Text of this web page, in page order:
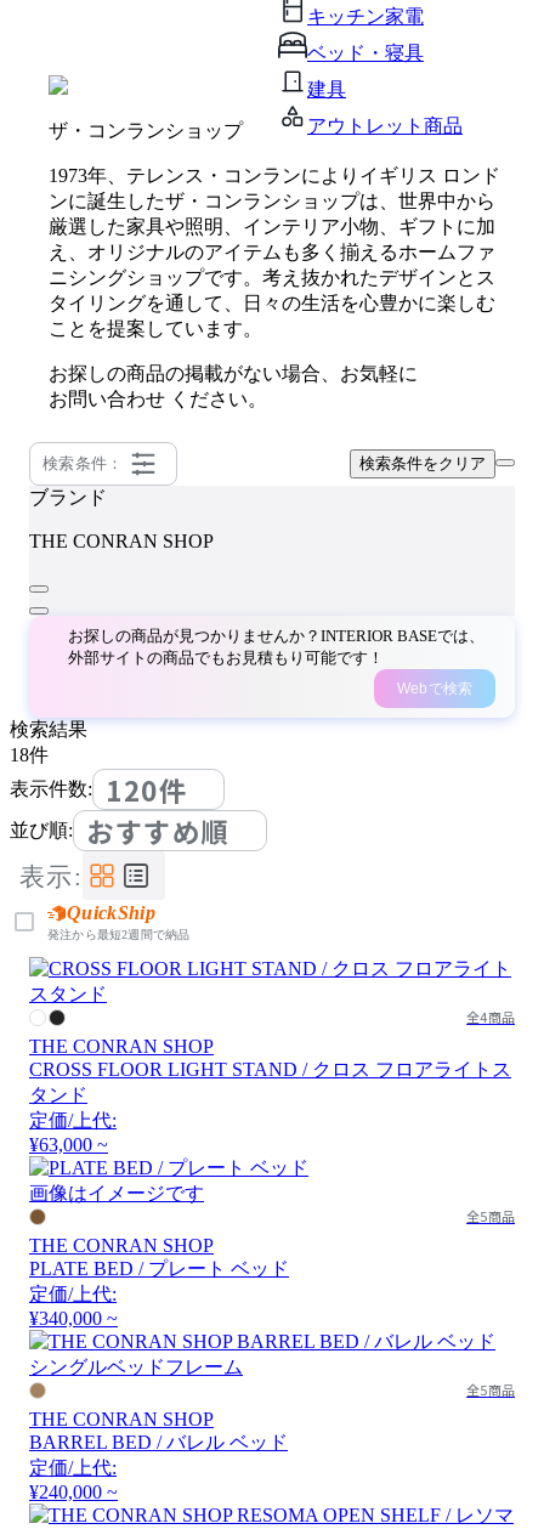
キッチン家電
ベッド・寝具
建具
アウトレット商品
ザ・コンランショップ
1973年、テレンス・コンランによりイギリス ロンド
ンに誕生したザ・コンランショップは、世界中から
厳選した家具や照明、インテリア小物、ギフトに加
え、オリジナルのアイテムも多く揃えるホームファ
ニシングショップです。考え抜かれたデザインとス
タイリングを通して、日々の生活を心豊かに楽しむ
ことを提案しています。
お探しの商品の掲載がない場合、お気軽に
お問い合わせ ください。
検索条件： 検索条件をクリア
ブランド
THE CONRAN SHOP
お探しの商品が見つかりませんか？INTERIOR BASEでは、
外部サイトの商品でもお見積もり可能です！
Webで検索
検索結果
18件
表示件数:
120件
並び順: おすすめ順
表示:
QuickShip
発注から最短2週間で納品
全4商品
THE CONRAN SHOP
CROSS FLOOR LIGHT STAND / クロス フロアライトス
タンド
定価/上代:
¥63,000 ~
画像はイメージです
全5商品
THE CONRAN SHOP
PLATE BED / プレート ベッド
定価/上代:
¥340,000 ~
全5商品
THE CONRAN SHOP
BARREL BED / バレル ベッド
定価/上代:
¥240,000 ~